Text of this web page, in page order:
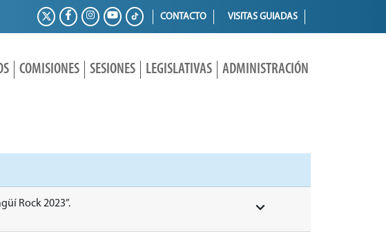
CONTACTO VISITAS GUIADAS
COMISIONES SESIONES LEGISLATIVAS ADMINISTRACIÓN
Rock 2023”.